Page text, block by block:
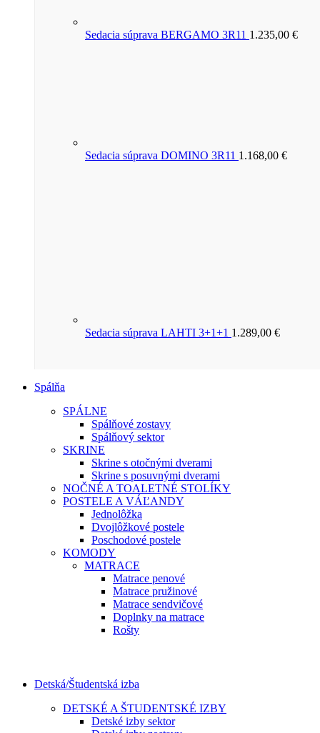
Sedacia súprava BERGAMO 3R11 1.235,00 €
Sedacia súprava DOMINO 3R11 1.168,00 €
Sedacia súprava LAHTI 3+1+1 1.289,00 €
Spálňa
SPÁLNE
Spálňové zostavy
Spálňový sektor
SKRINE
Skrine s otočnými dverami
Skrine s posuvnými dverami
NOČNÉ A TOALETNÉ STOLÍKY
POSTELE A VÁĽANDY
Jednolôžka
Dvojlôžkové postele
Poschodové postele
KOMODY
MATRACE
Matrace penové
Matrace pružinové
Matrace sendvičové
Doplnky na matrace
Rošty
Detská/Študentská izba
DETSKÉ A ŠTUDENTSKÉ IZBY
Detské izby sektor